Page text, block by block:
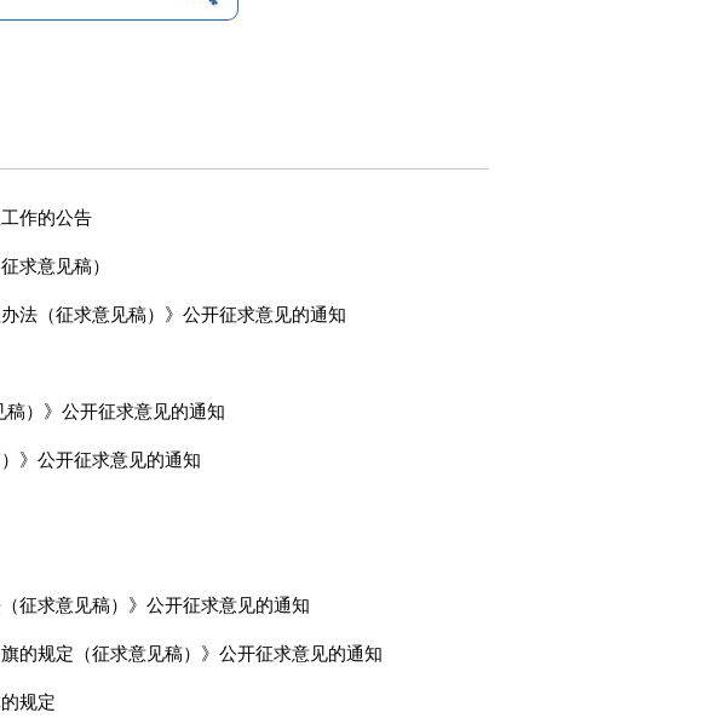
作的公告
求意见稿）
法（征求意见稿）》公开征求意见的通知
）》公开征求意见的通知
》公开征求意见的通知
征求意见稿）》公开征求意见的通知
的规定（征求意见稿）》公开征求意见的通知
规定